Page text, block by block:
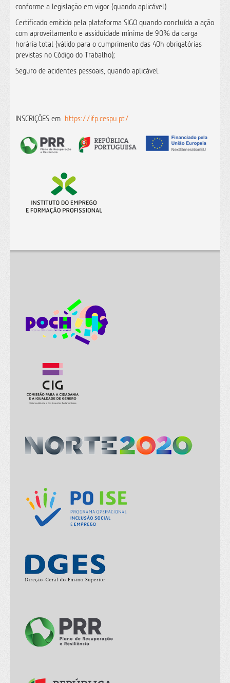
conforme a legislação em vigor (quando aplicável)
Certificado emitido pela plataforma SIGO quando concluída a ação
com aproveitamento e assiduidade mínima de 90% da carga
horária total (válido para o cumprimento das 40h obrigatórias
previstas no Código do Trabalho);
Seguro de acidentes pessoais, quando aplicável.
INSCRIÇÕES em https://ifp.cespu.pt/